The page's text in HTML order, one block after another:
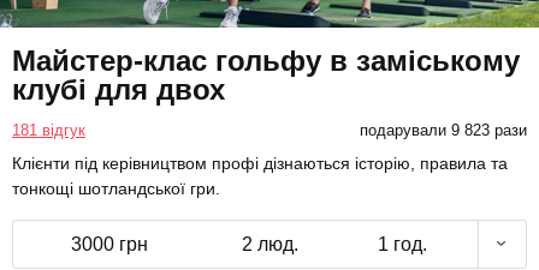
Майстер-клас гольфу в заміському
клубі для двох
181 відгук подарували 9 823 рази
Клієнти під керівництвом профі дізнаються історію, правила та
тонкощі шотландської гри.
3000 грн 2 люд. 1 год.